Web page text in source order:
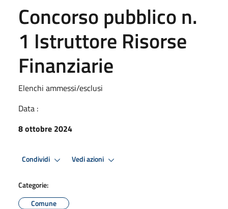
Concorso pubblico n.
1 Istruttore Risorse
Finanziarie
Elenchi ammessi/esclusi
Data :
8 ottobre 2024
Condividi Vedi azioni
Categorie:
Comune